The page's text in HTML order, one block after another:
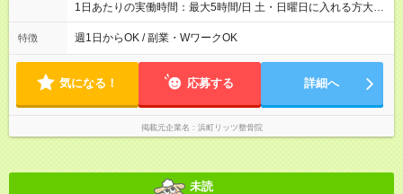
1日あたりの実働時間：最大5時間/日 土・日曜日に入れる方大歓
迎 ⭐︎新体制のため２～３人募集 (土)(日) 8:00～13:00 平日
15:00～20:00 ※時間応相談 ㈫㈷休診日 ㈬午前休診午後の
特徴 週1日からOK / 副業・WワークOK
気になる！ 応募する 詳細へ
掲載元企業名 浜町リッツ整骨院
未読